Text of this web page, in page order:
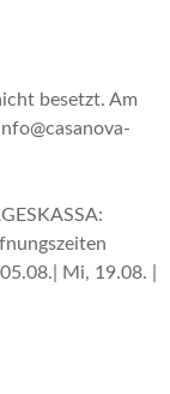
besetzt. Am
Mi, 19.08. |